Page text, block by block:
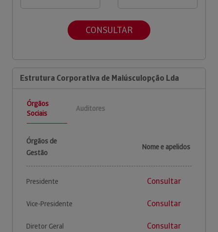
CONSULTAR
Estrutura Corporativa de Maiúsculopção Lda
Órgãos
Sociais
Auditores
Órgãos de
Gestão
Nome e apelidos
Presidente Consultar
Vice-Presidente Consultar
Diretor Geral Consultar